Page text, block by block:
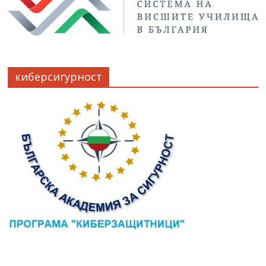
киберсигурност